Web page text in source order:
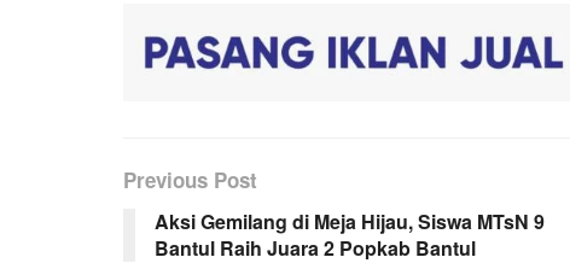
Previous Post
Aksi Gemilang di Meja Hijau, Siswa MTsN 9
Bantul Raih Juara 2 Popkab Bantul